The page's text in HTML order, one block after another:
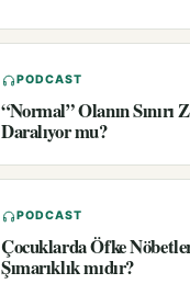
PODCAST
“Normal” Olanın Sınırı
Daralıyor mu?
PODCAST
Çocuklarda Öfke
Şımarıklık mıdır?